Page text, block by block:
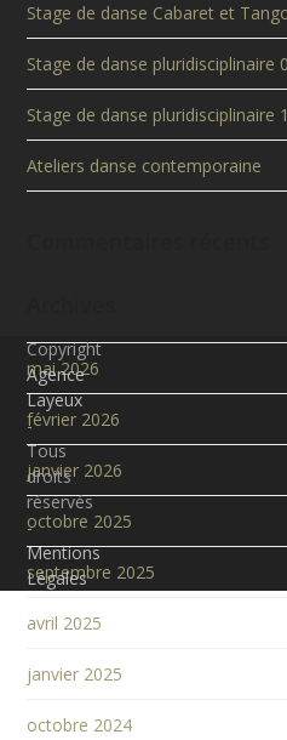
Stage de danse Cabaret et
Stage de danse pluridisciplinaire
Stage de danse pluridisciplinaire
Ateliers danse contemporaine
mai 2026
février 2026
janvier 2026
octobre 2025
septembre 2025
avril 2025
janvier 2025
octobre 2024
Copyright
Agence
Layeux
-
Tous
droits
réservés
-
Mentions
Légales